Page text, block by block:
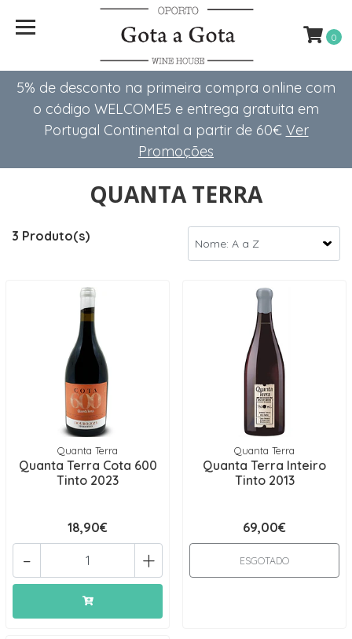
5% de desconto na primeira compra online com
o código WELCOME5 e entrega gratuita em
Portugal Continental a partir de 60€ Ver
Promoções
0
QUANTA TERRA
3 Produto(s)
Quanta Terra
Quanta Terra Cota 600
Tinto 2023
18,90€
+
-
Quanta Terra
Quanta Terra Inteiro
Tinto 2013
69,00€
ESGOTADO